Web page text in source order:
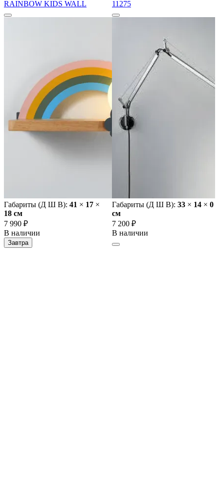
RAINBOW KIDS WALL
Габариты (Д Ш В): 41 × 17 ×
18 cм
7 990 ₽
В наличии
Завтра
11275
Габариты (Д Ш В): 33 × 14 × 0
cм
7 200 ₽
В наличии